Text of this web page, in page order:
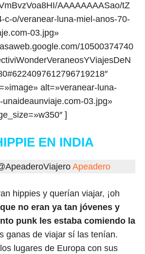
AAAAAAAASao/tZ
c-o/veranear-luna-miel-anos-70-
03.jpg»
10500374740
alt=»veranear-luna-
unaideaunviaje.com-03.jpg»
]
EN INDIA
Apeadero
hippies y querían viajar, ¡oh
no eran ya tan jóvenes y
punk les estaba comiendo la
ganas de viajar sí las tenían.
lugares de Europa con sus